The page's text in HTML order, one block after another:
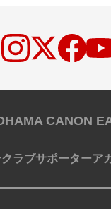
CANON
クラブサポーターア